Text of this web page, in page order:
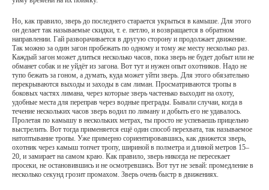
Но, как правило, зверь до последнего старается укрыться в камыше. Для этого
он делает так называемые скидки, т. е. петлю, и возвращается в обратном
направлении. Гай разворачивается в другую сторону и продолжает движение.
Так можно за один загон пробежать по одному и тому же месту несколько раз.
Каждый загон может длиться несколько часов, пока зверь не будет добыт или не
обманет собак и не уйдёт из загона. Вот тут и нужен опыт охотников. Надо не
тупо бежать за гоном, а думать, куда может уйти зверь. Для этого обязательно
перекрываются выходы и заходы в сам лиман. Просматриваются тропы в
боковых частях лимана, через которые зверь частенько выходит на охоту,
удобные места для переправ через водные преграды. Бывали случаи, когда в
течение нескольких часов зверь водил по лиману и добыть его не удавалось.
Пролетая по камышу в нескольких метрах, ты просто не успеваешь прицельно
выстрелить. Вот тогда применяется ещё один способ перехвата, так называемое
натоптывание тропы. Уже примерно сориентировавшись, как движется зверь,
охотник через камыш топчет тропу, шириной в полметра и длиной метров 15–
20, и замирает на самом краю. Как правило, зверь никогда не пересекает
просеки, не остановившись и не осмотревшись. Вот тут не зевай: промедление в
несколько секунд грозит промахом. Зверь очень быстр в движениях.